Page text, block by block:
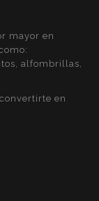
mayor en
alfombrillas,
en